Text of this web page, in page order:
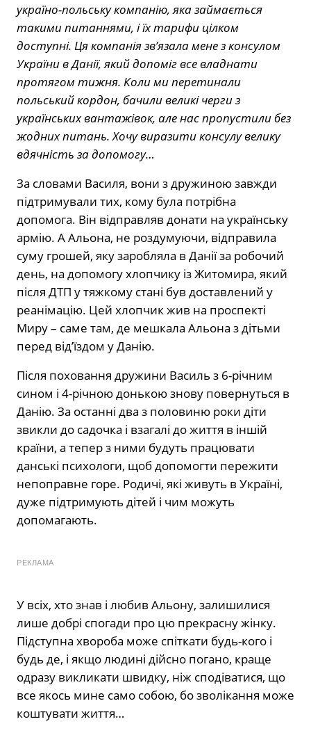
україно-польську компанію, яка займається
такими питаннями, і їх тарифи цілком
доступні. Ця компанія зв’язала мене з консулом
України в Данії, який допоміг все владнати
протягом тижня. Коли ми перетинали
польський кордон, бачили великі черги з
українських вантажівок, але нас пропустили без
жодних питань. Хочу виразити консулу велику
вдячність за допомогу…
За словами Василя, вони з дружиною завжди
підтримували тих, кому була потрібна
допомога. Він відправляв донати на українську
армію. А Альона, не роздумуючи, відправила
суму грошей, яку заробляла в Данії за робочий
день, на допомогу хлопчику із Житомира, який
після ДТП у тяжкому стані був доставлений у
реанімацію. Цей хлопчик жив на проспекті
Миру – саме там, де мешкала Альона з дітьми
перед від’їздом у Данію.
Після поховання дружини Василь з 6-річним
сином і 4-річною донькою знову повернуться в
Данію. За останні два з половиню роки діти
звикли до садочка і взагалі до життя в іншій
країни, а тепер з ними будуть працювати
данські психологи, щоб допомогти пережити
непоправне горе. Родичі, які живуть в Україні,
дуже підтримують дітей і чим можуть
допомагають.
РЕКЛАМА
У всіх, хто знав і любив Альону, залишилися
лише добрі спогади про цю прекрасну жінку.
Підступна хвороба може спіткати будь-кого і
будь де, і якщо людині дійсно погано, краще
одразу викликати швидку, ніж сподіватися, що
все якось мине само собою, бо зволікання може
коштувати життя…